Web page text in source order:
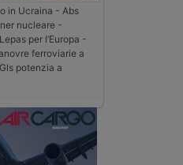
in Ucraina - Abs
nucleare -
per l’Europa -
ferroviarie a
potenzia a